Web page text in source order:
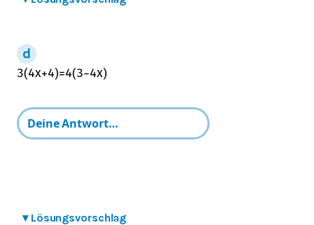
3(4x+4)=4(3−4x)
▾ Lösungsvorschlag